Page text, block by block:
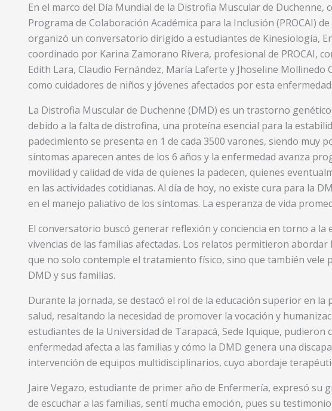
En el marco del Día Mundial de la Distrofia Muscular de Duchenne,
Programa de Colaboración Académica para la Inclusión (PROCAI)
organizó un conversatorio dirigido a estudiantes de Kinesiología,
coordinado por Karina Zamorano Rivera, profesional de PROCAI,
Edith Lara, Claudio Fernández, María Laferte y Jhoseline
como cuidadores de niños y jóvenes afectados por esta enfermedad.
La Distrofia Muscular de Duchenne (DMD) es un trastorno
debido a la falta de distrofina, una proteína esencial para la
padecimiento se presenta en 1 de cada 3500 varones, siendo muy
síntomas aparecen antes de los 6 años y la enfermedad avanza
movilidad y calidad de vida de quienes la padecen, quienes
en las actividades cotidianas. Al día de hoy, no existe cura para la
en el manejo paliativo de los síntomas. La esperanza de vida
El conversatorio buscó generar reflexión y conciencia en torno a la
vivencias de las familias afectadas. Los relatos permitieron
que no solo contemple el tratamiento físico, sino que también vele
DMD y sus familias.
Durante la jornada, se destacó el rol de la educación superior en
salud, resaltando la necesidad de promover la vocación y
estudiantes de la Universidad de Tarapacá, Sede Iquique,
enfermedad afecta a las familias y cómo la DMD genera una
intervención de equipos multidisciplinarios, cuyo abordaje
Jaire Vegazo, estudiante de primer año de Enfermería, expresó su
de escuchar a las familias, sentí mucha emoción, pues su